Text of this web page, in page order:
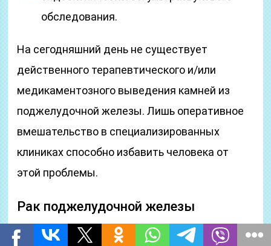
обследования.
На сегодняшний день не существует
действенного терапевтического и/или
медикаментозного выведения камней из
поджелудочной железы. Лишь оперативное
вмешательство в специализированных
клиниках способно избавить человека от
этой проблемы.
Рак поджелудочной железы
Хроническое нарушение железистого